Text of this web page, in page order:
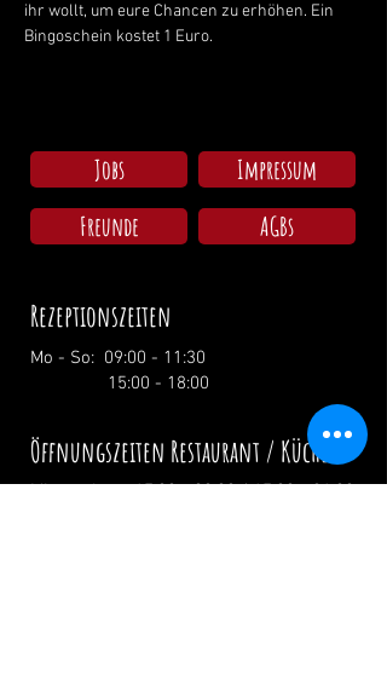
ihr wollt, um eure Chancen zu erhöhen. Ein
Bingoschein kostet 1 Euro.
Jobs
Impressum
Freunde
AGBs
Rezeptionszeiten
Mo - So: 09:00 - 11:30
15:00 - 18:00
Öffnungszeiten Restaurant / Küche
Mittwoch: 17:00 - 00:00 / 17:00 - 21:00